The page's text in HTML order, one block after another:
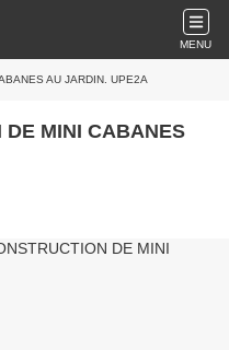
MENU
AU JARDIN. UPE2A
DE MINI CABANES